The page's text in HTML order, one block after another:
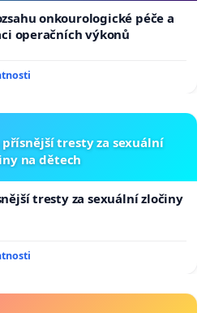
onkourologické péče a
operačních výkonů
tresty za sexuální
na dětech
tresty za sexuální zločiny